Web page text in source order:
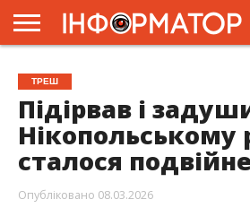
ГОЛОВНА
ЖИТТЯ
ВЛАДА
ГРОШІ
ТРЕШ
ПРЕС-
РЕЛІЗИ
РЕКЛАМА
ПРОЕКТИ
ТРЕШ
Підірвав і
Нікопольському
сталося
Опубліковано 08.03.2026